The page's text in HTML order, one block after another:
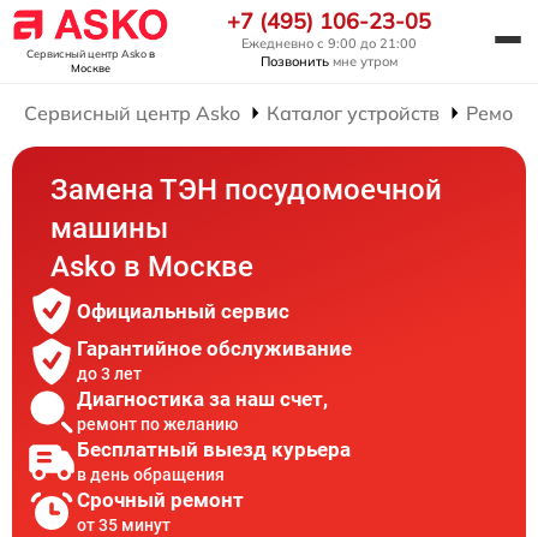
Сервисный центр Askoв
Москве
+7 (495) 106-23-05
Ежедневно с 9:00 до 21:00
Позвонить мне утром
Сервисный центр Asko Каталог устройств
Замена ТЭН посудомоечной
машины
Asko в Москве
Официальный сервис
Гарантийное обслуживание
до 3 лет
Диагностика за наш счет,
ремонт по желанию
Бесплатный выезд курьера
в день обращения
Срочный ремонт
от 35 минут